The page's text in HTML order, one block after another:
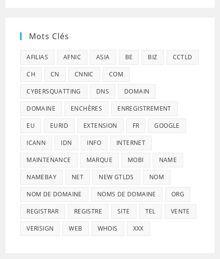
Mots Clés
AFILIAS AFNIC ASIA BE BIZ CCTLD
CH CN CNNIC COM
CYBERSQUATTING DNS DOMAIN
DOMAINE ENCHÈRES ENREGISTREMENT
EU EURID EXTENSION FR GOOGLE
ICANN IDN INFO INTERNET
MAINTENANCE MARQUE MOBI NAME
NAMEBAY NET NEW GTLDS NOM
NOM DE DOMAINE NOMS DE DOMAINE ORG
REGISTRAR REGISTRE SITE TEL VENTE
VERISIGN WEB WHOIS XXX